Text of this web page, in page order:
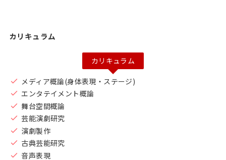
カリキュラム
カリキュラム
メディア概論(身体表現・ステージ)
エンタテイメント概論
舞台空間概論
芸能演劇研究
演劇製作
古典芸能研究
音声表現